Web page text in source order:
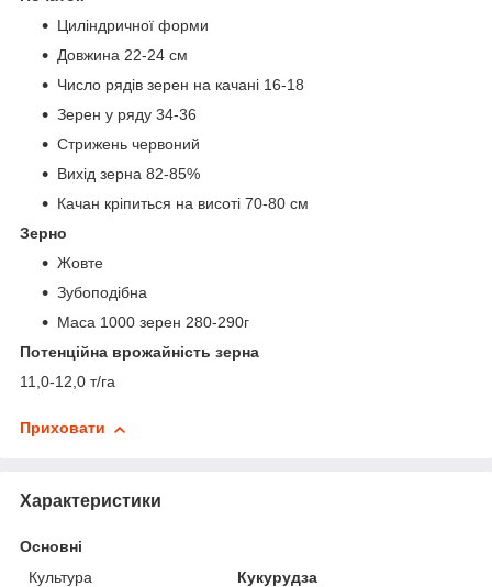
Циліндричної форми
Довжина 22-24 см
Число рядів зерен на качані 16-18
Зерен у ряду 34-36
Стрижень червоний
Вихід зерна 82-85%
Качан кріпиться на висоті 70-80 см
Зерно
Жовте
Зубоподібна
Маса 1000 зерен 280-290г
Потенційна врожайність зерна
11,0-12,0 т/га
Приховати
Характеристики
Основні
Культура
Кукурудза